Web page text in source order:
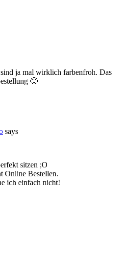
ja mal wirklich farbenfroh. Das
🙂
says
sitzen ;O
Online Bestellen.
ich einfach nicht!